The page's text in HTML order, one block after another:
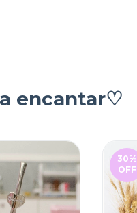
encantar♡
30%
OFF